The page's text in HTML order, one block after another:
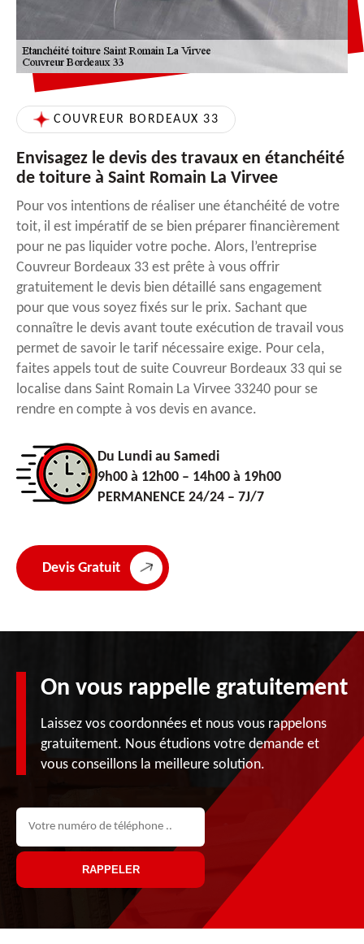
COUVREUR BORDEAUX 33
Envisagez le devis des travaux en étanchéité
de toiture à Saint Romain La Virvee
Pour vos intentions de réaliser une étanchéité de votre
toit, il est impératif de se bien préparer financièrement
pour ne pas liquider votre poche. Alors, l’entreprise
Couvreur Bordeaux 33 est prête à vous offrir
gratuitement le devis bien détaillé sans engagement
pour que vous soyez fixés sur le prix. Sachant que
connaître le devis avant toute exécution de travail vous
permet de savoir le tarif nécessaire exige. Pour cela,
faites appels tout de suite Couvreur Bordeaux 33 qui se
localise dans Saint Romain La Virvee 33240 pour se
rendre en compte à vos devis en avance.
Du Lundi au Samedi
9h00 à 12h00 – 14h00 à 19h00
PERMANENCE 24/24 – 7J/7
Devis Gratuit
On vous rappelle gratuitement
Laissez vos coordonnées et nous vous rappelons
gratuitement. Nous étudions votre demande et
vous conseillons la meilleure solution.